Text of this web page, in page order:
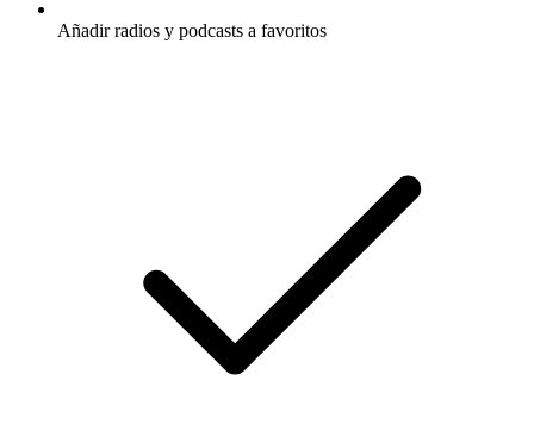
Añadir radios y podcasts a favoritos